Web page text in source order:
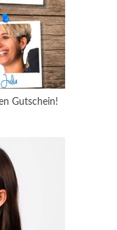
Gutschein!